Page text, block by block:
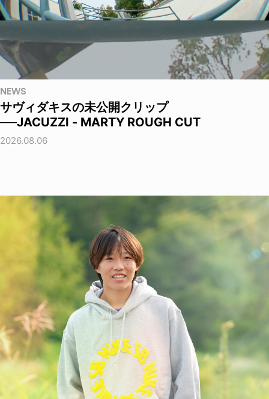
NEWS
サヴィダキスの未公開クリップ
──JACUZZI - MARTY ROUGH CUT
2026.08.06